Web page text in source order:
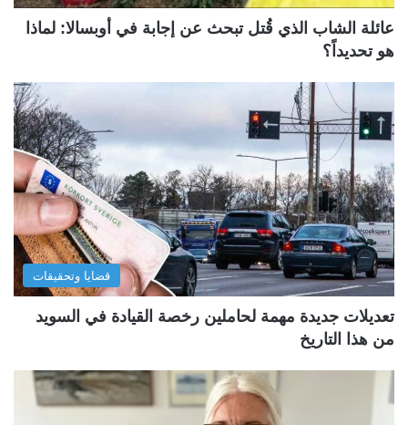
عائلة الشاب الذي قُتل تبحث عن إجابة في أوبسالا: لماذا
هو تحديداً؟
قضايا وتحقيقات
تعديلات جديدة مهمة لحاملين رخصة القيادة في السويد
من هذا التاريخ